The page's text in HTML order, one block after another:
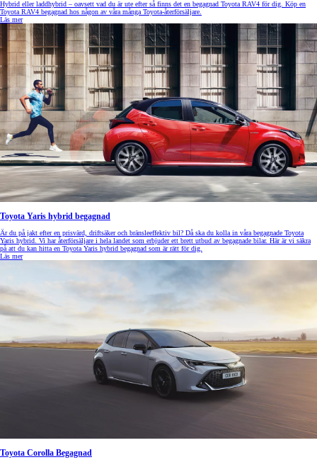
Hybrid eller laddhybrid – oavsett vad du är ute efter så finns det en begagnad Toyota RAV4 för dig. Köp en
Toyota RAV4 begagnad hos någon av våra många Toyota-återförsäljare.
Läs mer
Toyota Yaris hybrid begagnad
Är du på jakt efter en prisvärd, driftsäker och bränsleeffektiv bil? Då ska du kolla in våra begagnade Toyota
Yaris hybrid. Vi har återförsäljare i hela landet som erbjuder ett brett utbud av begagnade bilar. Här är vi säkra
på att du kan hitta en Toyota Yaris hybrid begagnad som är rätt för dig.
Läs mer
Toyota Corolla Begagnad